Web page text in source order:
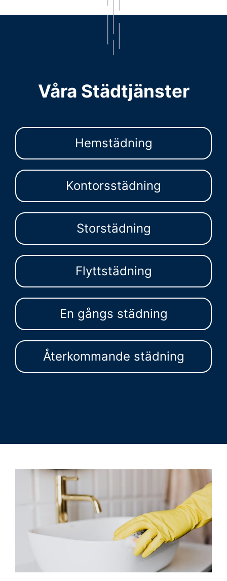
Våra Städtjänster
Hemstädning
Kontorsstädning
Storstädning
Flyttstädning
En gångs städning
Återkommande städning